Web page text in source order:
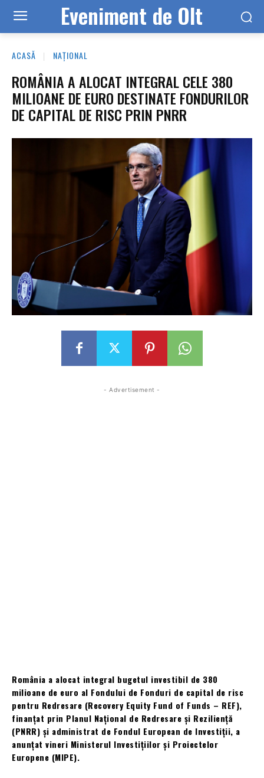
Eveniment de Olt
ACASĂ NAȚIONAL
ROMÂNIA A ALOCAT INTEGRAL CELE 380
MILIOANE DE EURO DESTINATE FONDURILOR
DE CAPITAL DE RISC PRIN PNRR
- Advertisement -
România a alocat integral bugetul investibil de 380
milioane de euro al Fondului de Fonduri de capital de risc
pentru Redresare (Recovery Equity Fund of Funds – REF),
finanțat prin Planul Național de Redresare și Reziliență
(PNRR) și administrat de Fondul European de Investiții, a
anunțat vineri Ministerul Investițiilor și Proiectelor
Europene (MIPE).